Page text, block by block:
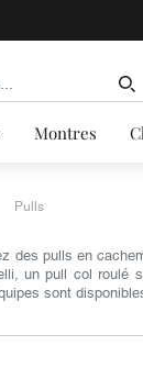
Montres
Pulls
des pulls en
un pull col roulé
sont